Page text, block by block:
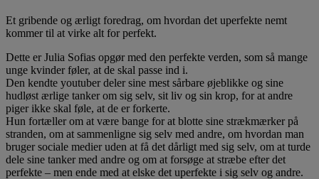
Et gribende og ærligt foredrag, om hvordan det uperfekte nemt
kommer til at virke alt for perfekt.
Dette er Julia Sofias opgør med den perfekte verden, som så mange
unge kvinder føler, at de skal passe ind i.
Den kendte youtuber deler sine mest sårbare øjeblikke og sine
hudløst ærlige tanker om sig selv, sit liv og sin krop, for at andre
piger ikke skal føle, at de er forkerte.
Hun fortæller om at være bange for at blotte sine strækmærker på
stranden, om at sammenligne sig selv med andre, om hvordan man
bruger sociale medier uden at få det dårligt med sig selv, om at turde
dele sine tanker med andre og om at forsøge at stræbe efter det
perfekte – men ende med at elske det uperfekte i sig selv og andre.